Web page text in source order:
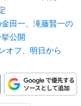
田一、滝藤賢一の
公開
オフ、明日から